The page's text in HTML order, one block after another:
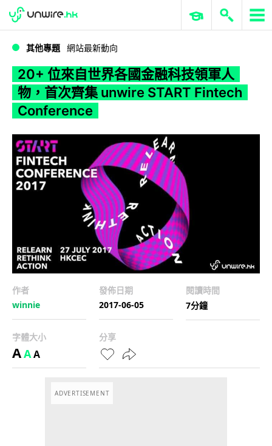
WWDC 2026 ERP 與商業 AI
其他專題 網站最新動向
20+ 位來自世界各國金融科技領軍人
物，首次齊集 unwire START Fintech
Conference
作者
winnie
發佈日期
2017-06-05
閱讀時間
7分鐘
字體大小
AAA
分享
ADVERTISEMENT